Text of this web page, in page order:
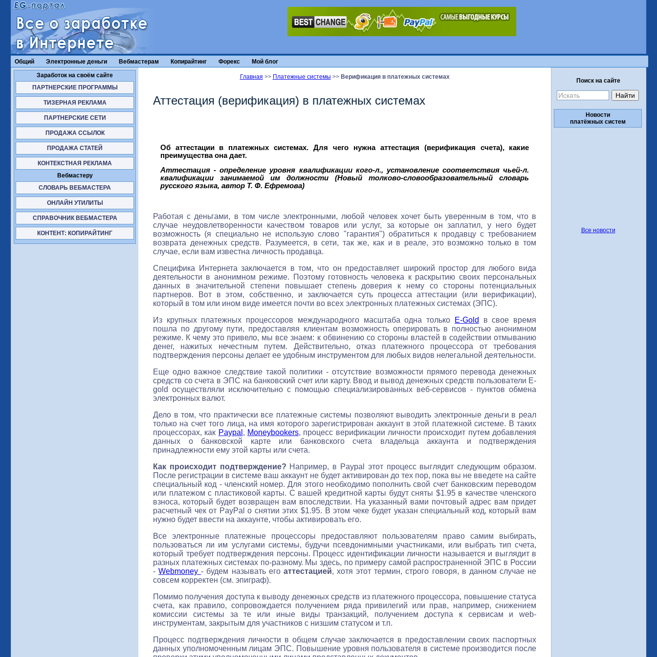
Общий Электронные деньги Вебмастерам Копирайтинг Форекс Мой блог
Заработок на своём сайте
ПАРТНЕРСКИЕ ПРОГРАММЫ
ТИЗЕРНАЯ РЕКЛАМА
ПАРТНЕРСКИЕ СЕТИ
ПРОДАЖА ССЫЛОК
ПРОДАЖА СТАТЕЙ
КОНТЕКСТНАЯ РЕКЛАМА
Вебмастеру
СЛОВАРЬ ВЕБМАСТЕРА
ОНЛАЙН УТИЛИТЫ
СПРАВОЧНИК ВЕБМАСТЕРА
КОНТЕНТ: КОПИРАЙТИНГ
Главная >> Платежные системы >>Верификация в платежных системах
Аттестация (верификация) в платежных системах
Об аттестации в платежных системах. Для чего нужна аттестация (верификация счета), какие
преимущества она дает.
Аттестация - определение уровня квалификации кого-л., установление соответствия чьей-л.
квалификации занимаемой им должности (Новый толково-словообразовательный словарь
русского языка, автор Т. Ф. Ефремова)
Работая с деньгами, в том числе электронными, любой человек хочет быть уверенным в том, что в
случае неудовлетворенности качеством товаров или услуг, за которые он заплатил, у него будет
возможность (я специально не использую слово "гарантия") обратиться к продавцу с требованием
возврата денежных средств. Разумеется, в сети, так же, как и в реале, это возможно только в том
случае, если вам известна личность продавца.
Специфика Интернета заключается в том, что он предоставляет широкий простор для любого вида
деятельности в анонимном режиме. Поэтому готовность человека к раскрытию своих персональных
данных в значительной степени повышает степень доверия к нему со стороны потенциальных
партнеров. Вот в этом, собственно, и заключается суть процесса аттестации (или верификации),
который в том или ином виде имеется почти во всех электронных платежных системах (ЭПС).
Из крупных платежных процессоров международного масштаба одна только
E-Gold
в свое время
пошла по другому пути, предоставляя клиентам возможность оперировать в полностью анонимном
режиме. К чему это привело, мы все знаем: к обвинению со стороны властей в содействии отмыванию
денег, нажитых нечестным путем. Действительно, отказ платежного процессора от требования
подтверждения персоны делает ее удобным инструментом для любых видов нелегальной деятельности.
Еще одно важное следствие такой политики - отсутствие возможности прямого перевода денежных
средств со счета в ЭПС на банковский счет или карту. Ввод и вывод денежных средств пользователи E-
gold осуществляли исключительно с помощью специализированных веб-сервисов - пунктов обмена
электронных валют.
Дело в том, что практически все платежные системы позволяют выводить электронные деньги в реал
только на счет того лица, на имя которого зарегистрирован аккаунт в этой платежной системе. В таких
процессорах, как Paypal , Moneybookers, процесс верификации личности происходит путем добавления
данных о банковской карте или банковского счета владельца аккаунта и подтверждения
принадлежности ему этой карты или счета.
Как происходит подтверждение? Например, в Paypal этот процесс выглядит следующим образом.
После регистрации в системе ваш аккаунт не будет активирован до тех пор, пока вы не введете на сайте
специальный код - членский номер. Для этого необходимо пополнить свой счет банковским переводом
или платежом с пластиковой карты. С вашей кредитной карты будут сняты $1.95 в качестве членского
взноса, который будет возвращен вам впоследствии. На указанный вами почтовый адрес вам придет
расчетный чек от PayPal о снятии этих $1.95. В этом чеке будет указан специальный код, который вам
нужно будет ввести на аккаунте, чтобы активировать его.
Все электронные платежные процессоры предоставляют пользователям право самим выбирать,
пользоваться ли им услугами системы, будучи псевдонимными участниками, или выбрать тип счета,
который требует подтверждения персоны. Процесс идентификации личности называется и выглядит в
разных платежных системах по-разному. Мы здесь, по примеру самой распространенной ЭПС в России
-Webmoney- будем называть его аттестацией, хотя этот термин, строго говоря, в данном случае не
совсем корректен (см. эпиграф).
Помимо получения доступа к выводу денежных средств из платежного процессора, повышение статуса
счета, как правило, сопровождается получением ряда привилегий или прав, например, снижением
комиссии системы за те или иные виды транзакций, получением доступа к сервисам и web-
инструментам, закрытым для участников с низшим статусом и т.п.
Процесс подтверждения личности в общем случае заключается в предоставлении своих паспортных
данных уполномоченным лицам ЭПС. Повышение уровня пользователя в системе производится после
Поиск на сайте
Новости
платёжных систем
Все новости